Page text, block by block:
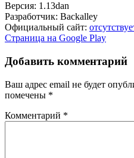
Версия: 1.13dan
Разработчик: Backalley
Официальный сайт:
Страница на Google Play
Добавить комментарий
Ваш адрес email не будет
помечены *
Комментарий *